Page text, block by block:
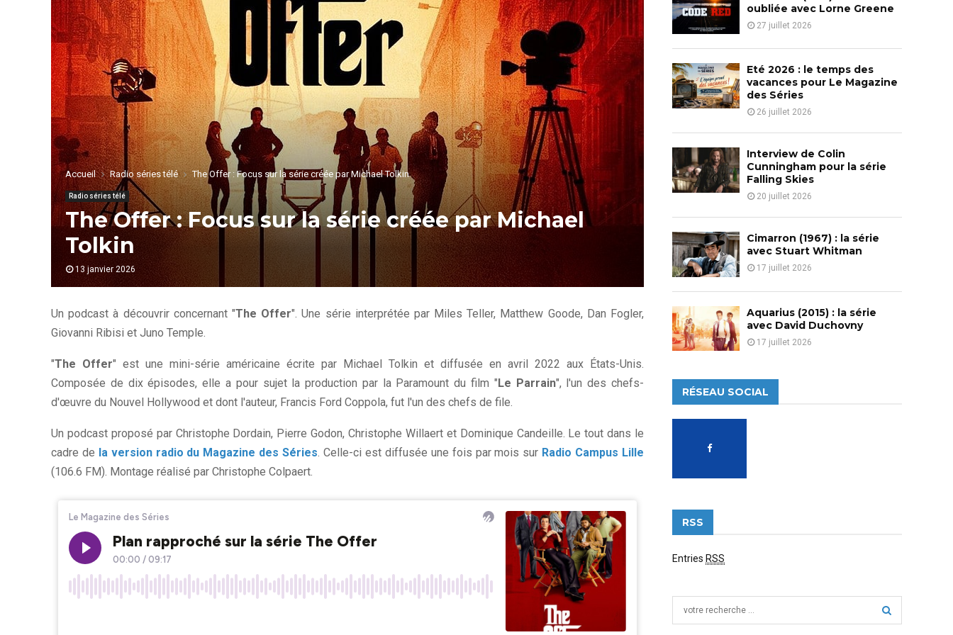
Accueil Radio séries télé The Offer : Focus sur la série créée par Michael Tolkin
Radio séries télé
The Offer : Focus sur la série créée par Michael
Tolkin
13 janvier 2026
Un podcast à découvrir concernant "The Offer". Une série interprétée par Miles Teller, Matthew Goode, Dan Fogler,
Giovanni Ribisi et Juno Temple.
"The Offer" est une mini-série américaine écrite par Michael Tolkin et diffusée en avril 2022 aux États-Unis.
Composée de dix épisodes, elle a pour sujet la production par la Paramount du film "Le Parrain", l'un des chefs-
d'œuvre du Nouvel Hollywood et dont l'auteur, Francis Ford Coppola, fut l'un des chefs de file.
Un podcast proposé par Christophe Dordain, Pierre Godon, Christophe Willaert et Dominique Candeille. Le tout dans le
cadre de la version radio du Magazine des Séries. Celle-ci est diffusée une fois par mois sur Radio Campus Lille
(106.6 FM). Montage réalisé par Christophe Colpaert.
o
r
:
C
H
oubliée avec Lorne Greene
27 juillet 2026
Eté 2026 : le temps des
vacances pour Le Magazine
des Séries
26 juillet 2026
Interview de Colin
Cunningham pour la série
Falling Skies
20 juillet 2026
Cimarron (1967) : la série
avec Stuart Whitman
17 juillet 2026
Aquarius (2015) : la série
avec David Duchovny
17 juillet 2026
RÉSEAU SOCIAL
RSS
Entries RSS